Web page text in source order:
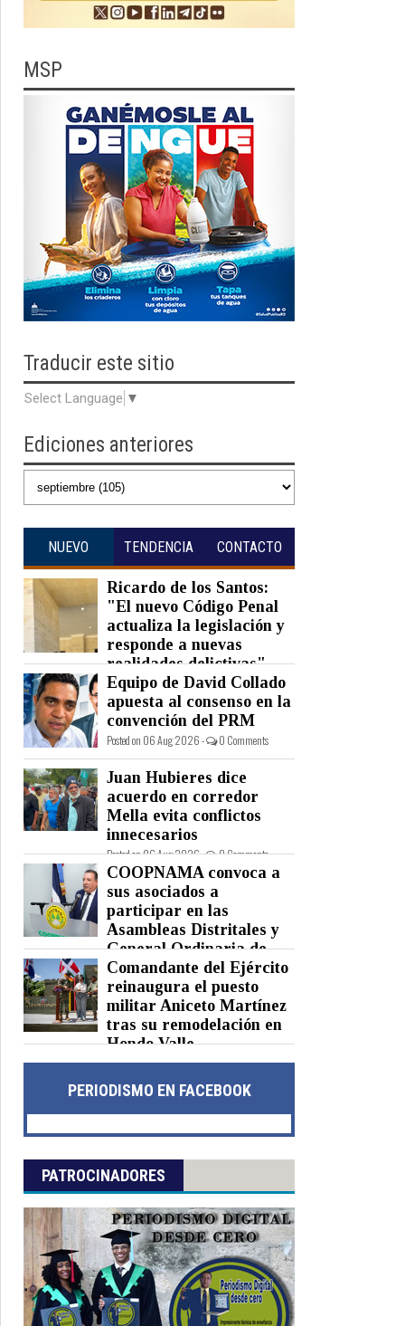
MSP
Traducir este sitio
Select Language ▼
Ediciones anteriores
NUEVO TENDENCIA CONTACTO
Ricardo de los Santos:
"El nuevo Código Penal
actualiza la legislación y
responde a nuevas
realidades delictivas"
Posted on 06 Aug 2026 - 0 Comments
Equipo de David Collado
apuesta al consenso en la
convención del PRM
Posted on 06 Aug 2026 - 0 Comments
Juan Hubieres dice
acuerdo en corredor
Mella evita conflictos
innecesarios
Posted on 06 Aug 2026 - 0 Comments
COOPNAMA convoca a
sus asociados a
participar en las
Asambleas Distritales y
General Ordinaria de
Delegados
Posted on 06 Aug 2026 - 0 Comments
Comandante del Ejército
reinaugura el puesto
militar Aniceto Martínez
tras su remodelación en
Hondo Valle
Posted on 05 Aug 2026 - 0 Comments
PERIODISMO EN FACEBOOK
PATROCINADORES